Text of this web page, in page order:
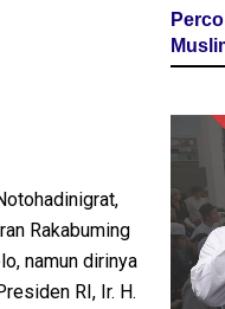
Rakabuming
namun dirinya
RI, Ir. H.